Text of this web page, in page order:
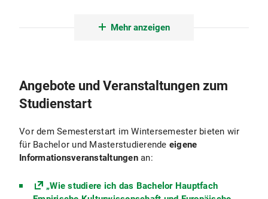
Mehr anzeigen
Angebote und Veranstaltungen zum
Studienstart
Vor dem Semesterstart im Wintersemester bieten wir
für Bachelor und Masterstudierende eigene
Informationsveranstaltungenan:
„Wie studiere ich das Bachelor Hauptfach